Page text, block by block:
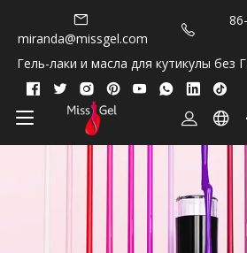
miranda@missgel.com
Гель-лаки и масла для кутикулы
ная марка!